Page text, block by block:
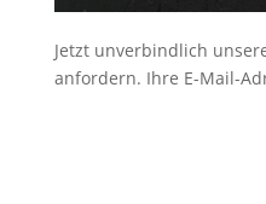
Jetzt unverbindlich
anfordern. Ihre E-Mail-